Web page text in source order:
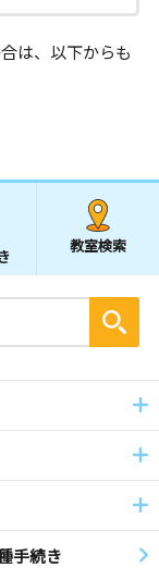
は、以下からも
教室検索
手続き